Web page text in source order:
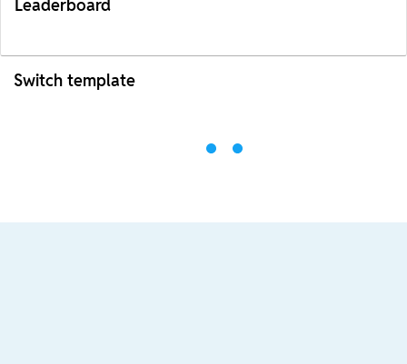
Leaderboard
Switch template